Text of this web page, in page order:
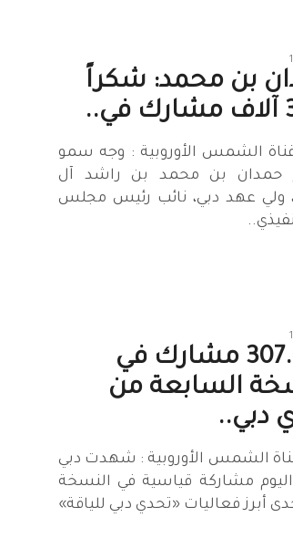
بن محمد: شكراً
الشمس الأوروبية : وجه سمو
حمدان بن محمد بن راشد آل
ولي عهد دبي، نائب رئيس مجلس
307.000 مشارك في
السابعة من
دبي..
الشمس الأوروبية : شهدت دبي
مشاركة قياسية في النسخة
من تحدي دبي للجري 2025 إحدى أبرز فعاليات «تحدي دبي للياقة»